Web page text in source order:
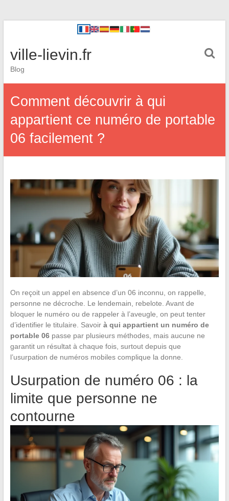
ville-lievin.fr
Blog
Comment découvrir à qui
appartient ce numéro de portable
06 facilement ?
On reçoit un appel en absence d’un 06 inconnu, on rappelle,
personne ne décroche. Le lendemain, rebelote. Avant de
bloquer le numéro ou de rappeler à l’aveugle, on peut tenter
d’identifier le titulaire. Savoir à qui appartient un numéro de
portable 06passe par plusieurs méthodes, mais aucune ne
garantit un résultat à chaque fois, surtout depuis que
l’usurpation de numéros mobiles complique la donne.
Usurpation de numéro 06 : la
limite que personne ne
contourne